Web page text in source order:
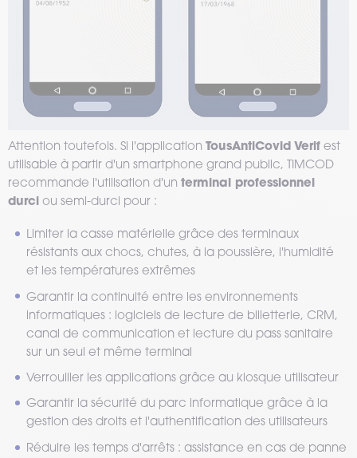
Attention toutefois. Si l'application TousAntiCovid Verif est
utilisable à partir d'un smartphone grand public, TIMCOD
recommande l'utilisation d'un terminal professionnel
durci ou semi-durci pour :
Limiter la casse matérielle grâce des terminaux
résistants aux chocs, chutes, à la poussière, l'humidité
et les températures extrêmes
Garantir la continuité entre les environnements
informatiques : logiciels de lecture de billetterie, CRM,
canal de communication et lecture du pass sanitaire
sur un seul et même terminal
Verrouiller les applications grâce au kiosque utilisateur
Garantir la sécurité du parc informatique grâce à la
gestion des droits et l'authentification des utilisateurs
Réduire les temps d'arrêts : assistance en cas de panne